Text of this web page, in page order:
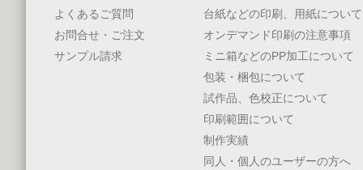
よくあるご質問
お問合せ・ご注文
サンプル請求
台紙などの印刷、用紙について
オンデマンド印刷の注意事項
ミニ箱などのPP加工について
包装・梱包について
試作品、色校正について
印刷範囲について
制作実績
同人・個人のユーザーの方へ